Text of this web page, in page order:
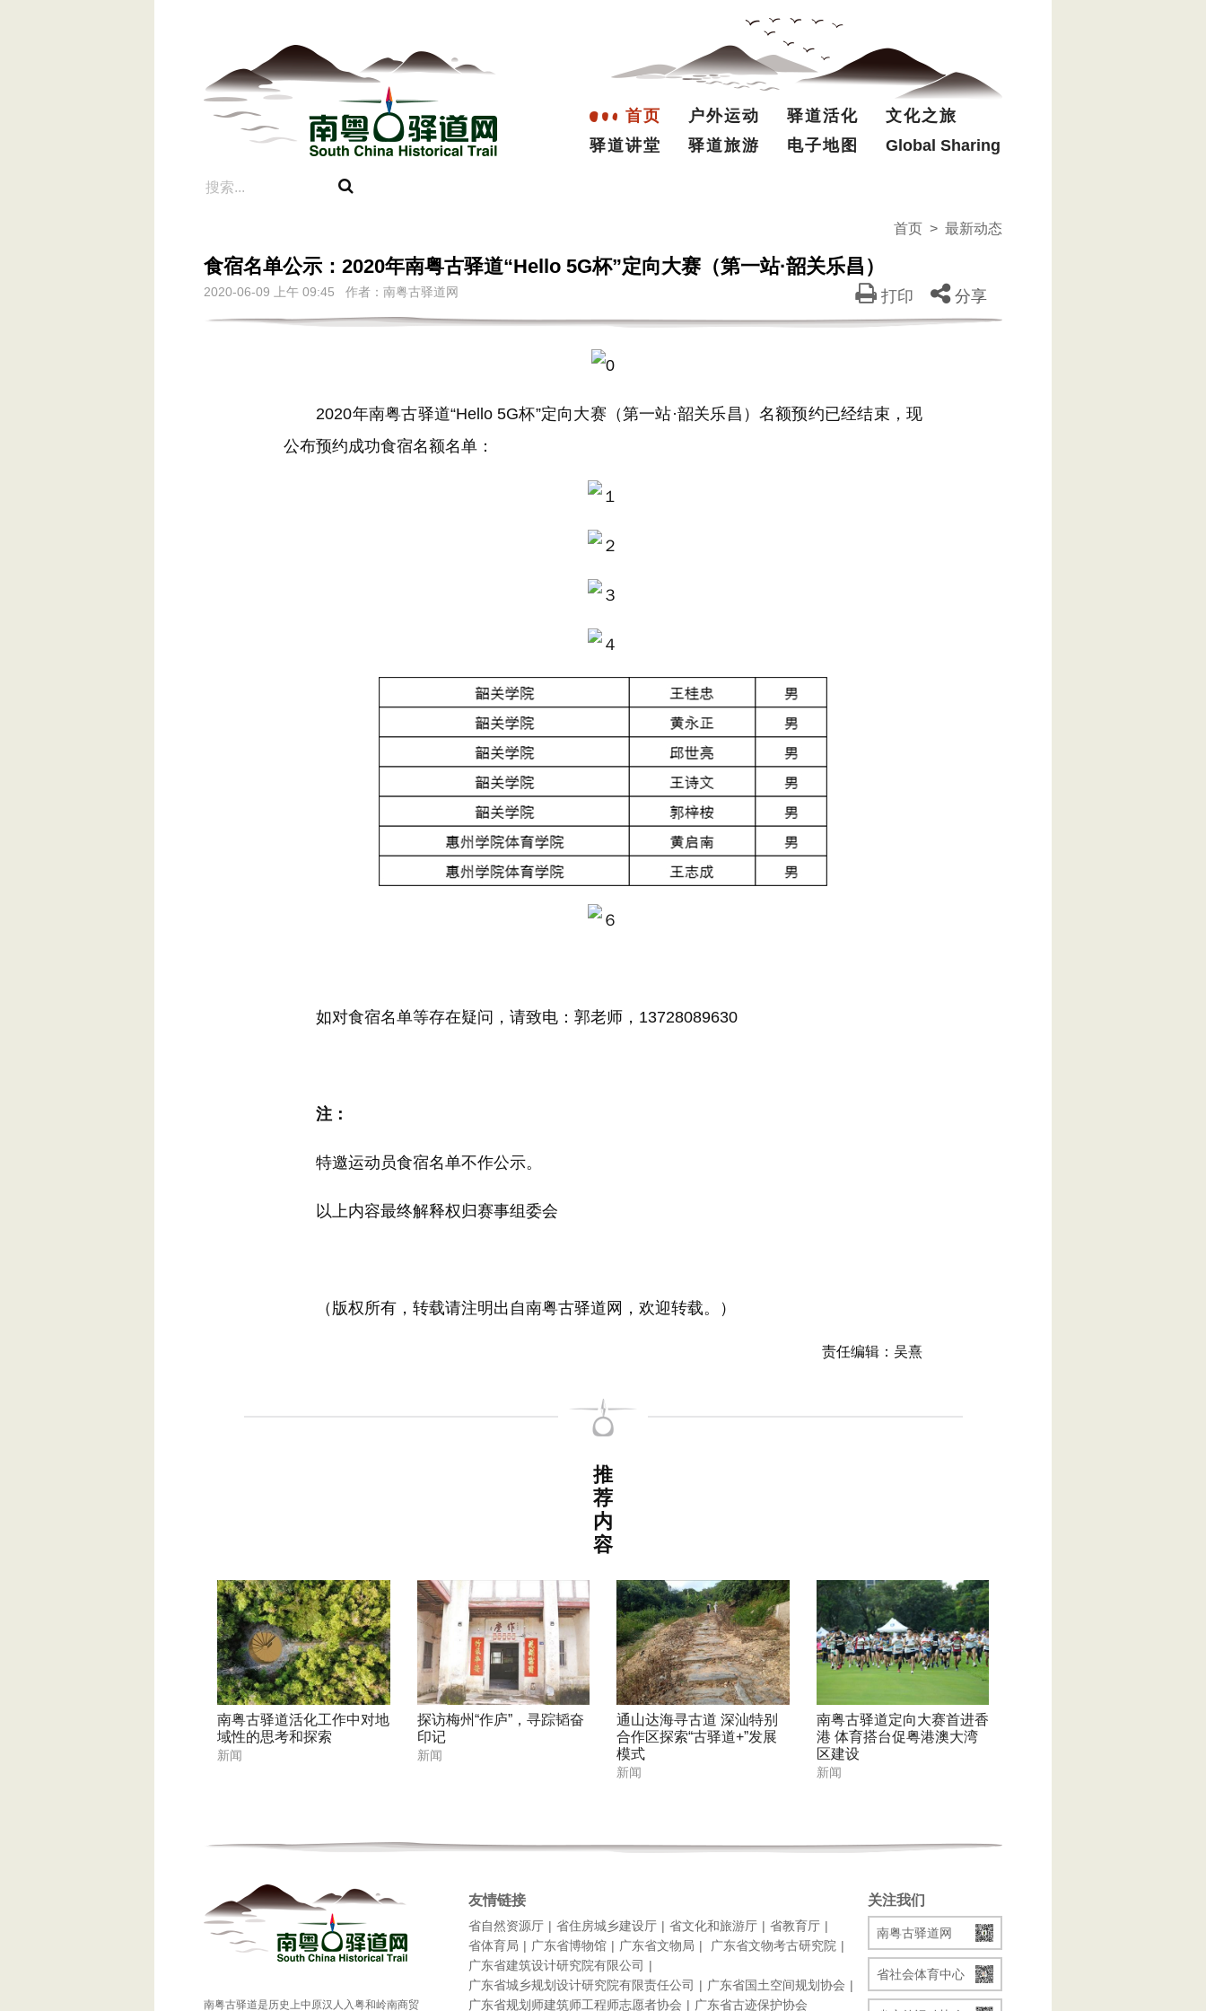
首页 户外运动 驿道活化
文化之旅
驿道讲堂
驿道旅游 电子地图 Global Sharing
首页 > 最新动态
食宿名单公示：2020年南粤古驿道“Hello 5G杯”定向大赛（第一站·韶关乐昌）
2020-06-09 上午 09:45 作者：南粤古驿道网 打印 分享
2020年南粤古驿道“Hello 5G杯”定向大赛（第一站·韶关乐昌）名额预约已经结束，现
公布预约成功食宿名额名单：
如对食宿名单等存在疑问，请致电：郭老师，13728089630
注：
特邀运动员食宿名单不作公示。
以上内容最终解释权归赛事组委会
（版权所有，转载请注明出自南粤古驿道网，欢迎转载。）
责任编辑：吴熹
推
荐
内
容
南粤古驿道活化工作中对地
域性的思考和探索
新闻
探访梅州“作庐”，寻踪韬奋
印记
新闻
通山达海寻古道 深汕特别
合作区探索“古驿道+”发展
模式
新闻
南粤古驿道定向大赛首进香
港 体育搭台促粤港澳大湾
区建设
新闻
南粤古驿道是历史上中原汉人入粤和岭南商贸
关注我们
南粤古驿道网
省社会体育中心
友情链接
省自然资源厅 省住房城乡建设厅 省文化和旅游厅
省教育厅
省体育局
广东省博物馆 广东省文物局
广东省文物考古研究院
广东省建筑设计研究院有限公司
广东省城乡规划设计研究院有限责任公司
广东省国土空间规划协会
广东省规划师建筑师工程师志愿者协会
广东省古迹保护协会